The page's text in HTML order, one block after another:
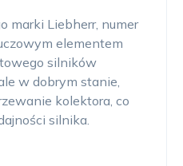
marki Liebherr, numer
elementem
silników
w dobrym stanie,
kolektora, co
silnika.